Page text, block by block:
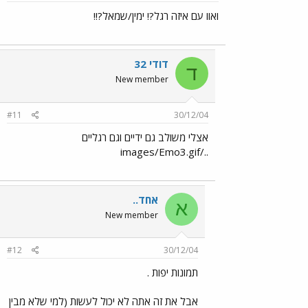
ואוו עם איזה רגל?! ימין/שמאל?!!
ד דודי 32
New member
30/12/04
#11
אצלי משולב גם ידיים וגם רגליים
../images/Emo3.gif
א אחד..
New member
30/12/04
#12
תמונות יפות .
אבל את זה אתה לא יכול לעשות (למי שלא מבין